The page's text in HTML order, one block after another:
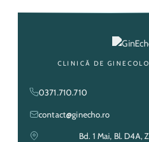
CLINICĂ DE
0371.710.710
contact@ginecho.ro
Bd. 1 Mai, Bl. D4A,